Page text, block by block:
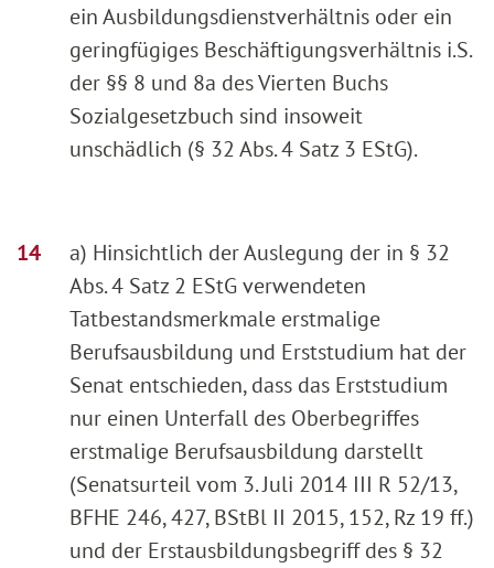
ein Ausbildungsdienstverhältnis oder ein
geringfügiges Beschäftigungsverhältnis i.S.
der §§ 8 und 8a des Vierten Buchs
Sozialgesetzbuch sind insoweit
unschädlich (§ 32 Abs. 4 Satz 3 EStG).
a) Hinsichtlich der Auslegung der in § 32
Abs. 4 Satz 2 EStG verwendeten
Tatbestandsmerkmale erstmalige
Berufsausbildung und Erststudium hat der
Senat entschieden, dass das Erststudium
nur einen Unterfall des Oberbegriffes
erstmalige Berufsausbildung darstellt
(Senatsurteil vom 3. Juli 2014 III R 52/13,
BFHE 246, 427, BStBl II 2015, 152, Rz 19 ff.)
und der Erstausbildungsbegriff des § 32